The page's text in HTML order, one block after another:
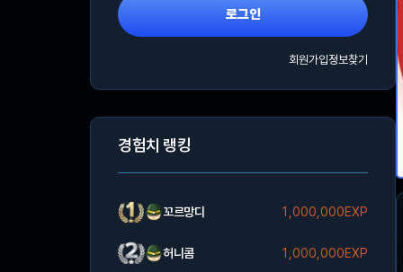
로그인
회원가입정보찾기
경험치 랭킹
꼬르망디 1,000,000EXP
허니콤 1,000,000EXP